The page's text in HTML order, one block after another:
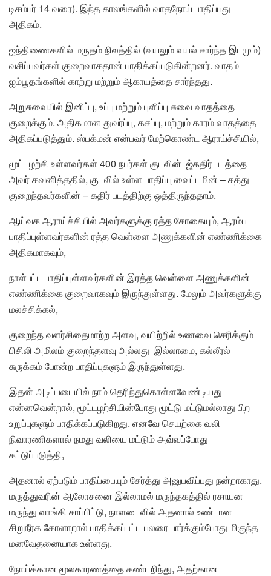
டிசம்பர் 14 வரை). இந்த காலங்களில் வாதநோய் பாதிப்பது
அதிகம்.
ஐந்திணைகளில் மருதம் நிலத்தில் (வயலும் வயல் சார்ந்த இடமும்)
வசிப்பவர்கள் குறைவாகதான் பாதிக்கப்படுகின்றனர். வாதம்
ஐம்பூதங்களில் காற்று மற்றும் ஆகாயத்தை சார்ந்தது.
அறுசுவையில் இனிப்பு, உப்பு மற்றும் புளிப்பு சுவை வாதத்தை
குறைக்கும். அதிகமான துவர்ப்பு, கசப்பு, மற்றும் காரம் வாதத்தை
அதிகப்படுத்தும். ஸ்பக்மன் என்பவர் மேற்கொண்ட ஆராய்ச்சியில்,
மூட்டழற்சி உள்ளவர்கள் 400 நபர்கள் குடலின் ஜ்கதிர் படத்தை
அவர் கவனித்ததில், குடலில் உள்ள பாதிப்பு வைட்டமின் – சத்து
குறைந்தவர்களின் – கதிர் படத்திற்கு ஒத்திருந்ததாம்.
ஆய்வக ஆராய்ச்சியில் அவர்களுக்கு ரத்த சோகையும், ஆரம்ப
பாதிப்புள்ளவர்களின் ரத்த வெள்ளை அணுக்களின் எண்ணிக்கை
அதிகமாகவும்,
நாள்பட்ட பாதிப்புள்ளவர்களின் இரத்த வெள்ளை அணுக்களின்
எண்ணிக்கை குறைவாகவும் இருந்துள்ளது. மேலும் அவர்களுக்கு
மலச்சிக்கல்,
குறைந்த வளர்சிதைமாற்ற அளவு, வயிற்றில் உணவை செரிக்கும்
பிசிலி அமிலம் குறைந்தளவு அல்லது இல்லாமை, கல்லீரல்
சுருக்கம் போன்ற பாதிப்புகளும் இருந்துள்ளது.
இதன் அடிப்படையில் நாம் தெரிந்துகொள்ளவேண்டியது
என்னவென்றால், மூட்டழற்சியின்போது மூட்டு மட்டுமல்லாது பிற
உறுப்புகளும் பாதிக்கப்படுகிறது. எனவே செயற்கை வலி
நிவாரணிகளால் நமது வலியை மட்டும் அவ்வப்போது
கட்டுப்படுத்தி,
அதனால் ஏற்படும் பாதிப்பையும் சேர்த்து அனுபவிப்பது நன்றாகாது.
மருத்துவரின் ஆலோசனை இல்லாமல் மருந்தகத்தில் ரசாயன
மருந்து வாங்கி சாப்பிட்டு, நாளடைவில் அதனால் உண்டான
சிறுநீரக கோளாறால் பாதிக்கப்பட்ட பலரை பார்க்கும்போது மிகுந்த
மனவேதனையாக உள்ளது.
நோய்க்கான மூலகாரணத்தை கண்டறிந்து, அதற்கான